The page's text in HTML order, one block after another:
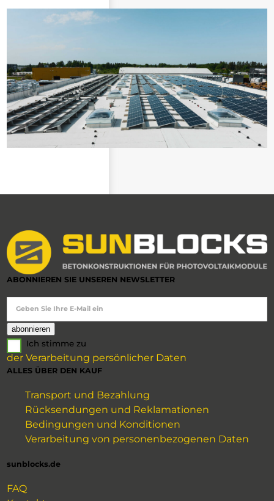
ABONNIEREN SIE UNSEREN NEWSLETTER
Geben Sie Ihre E-Mail ein
Ich stimme zu
der Verarbeitung persönlicher Daten
ALLES ÜBER DEN KAUF
Transport und Bezahlung
Rücksendungen und Reklamationen
Bedingungen und Konditionen
Verarbeitung von personenbezogenen Daten
sunblocks.de
FAQ